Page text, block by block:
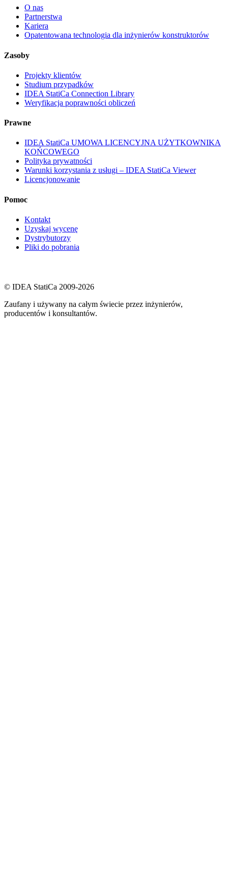
O nas
Partnerstwa
Kariera
Opatentowana technologia dla inżynierów konstruktorów
Zasoby
Projekty klientów
Studium przypadków
IDEA StatiCa Connection Library
Weryfikacja poprawności obliczeń
Prawne
IDEA StatiCa UMOWA LICENCYJNA UŻYTKOWNIKA
KOŃCOWEGO
Polityka prywatności
Warunki korzystania z usługi – IDEA StatiCa Viewer
Licencjonowanie
Pomoc
Kontakt
Uzyskaj wycenę
Dystrybutorzy
Pliki do pobrania
© IDEA StatiCa 2009-2026
Zaufany i używany na całym świecie przez inżynierów,
producentów i konsultantów.